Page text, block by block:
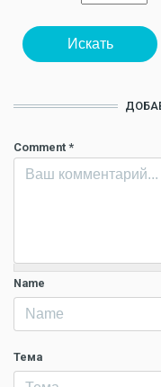
Искать
Comment *
Name
Тема